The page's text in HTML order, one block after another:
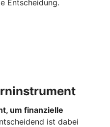
Entscheidung.
um finanzielle
ist dabei